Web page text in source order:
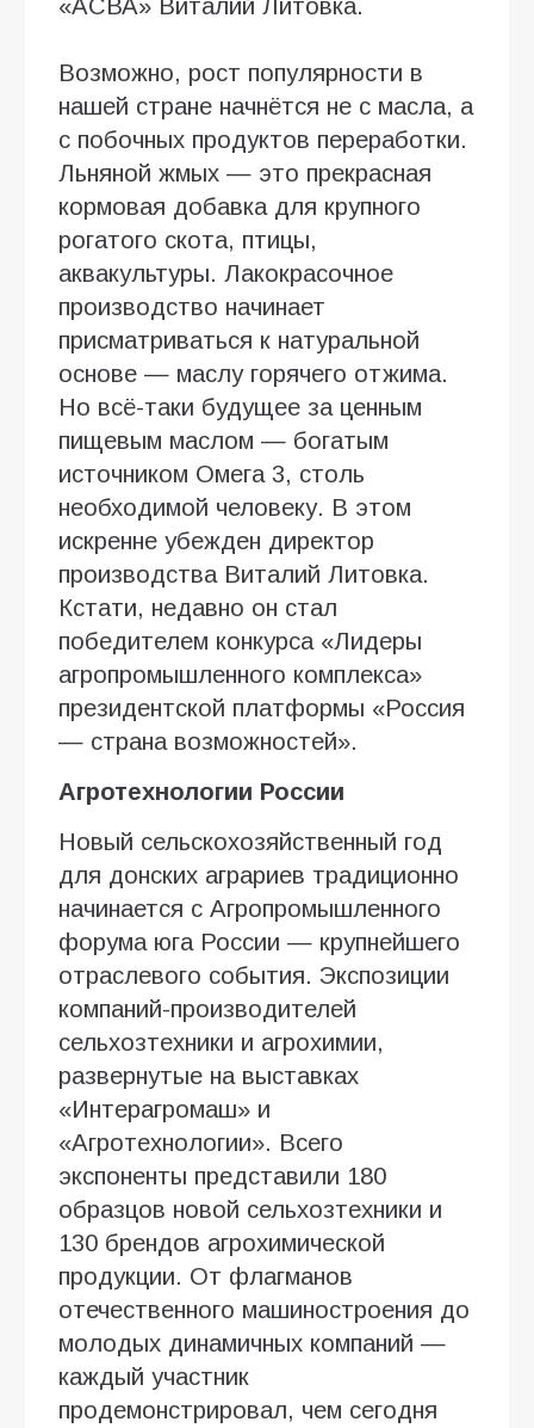
«АСВА» Виталий Литовка.
Возможно, рост популярности в
нашей стране начнётся не с масла, а
с побочных продуктов переработки.
Льняной жмых — это прекрасная
кормовая добавка для крупного
рогатого скота, птицы,
аквакультуры. Лакокрасочное
производство начинает
присматриваться к натуральной
основе — маслу горячего отжима.
Но всё-таки будущее за ценным
пищевым маслом — богатым
источником Омега 3, столь
необходимой человеку. В этом
искренне убежден директор
производства Виталий Литовка.
Кстати, недавно он стал
победителем конкурса «Лидеры
агропромышленного комплекса»
президентской платформы «Россия
— страна возможностей».
Агротехнологии России
Новый сельскохозяйственный год
для донских аграриев традиционно
начинается с Агропромышленного
форума юга России — крупнейшего
отраслевого события. Экспозиции
компаний-производителей
сельхозтехники и агрохимии,
развернутые на выставках
«Интерагромаш» и
«Агротехнологии». Всего
экспоненты представили 180
образцов новой сельхозтехники и
130 брендов агрохимической
продукции. От флагманов
отечественного машиностроения до
молодых динамичных компаний —
каждый участник
продемонстрировал, чем сегодня